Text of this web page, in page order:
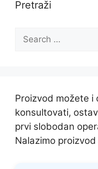
Pretraži
Search
for:
Proizvod možete i
konsultovati,
prvi slobodan
Nalazimo proizvod